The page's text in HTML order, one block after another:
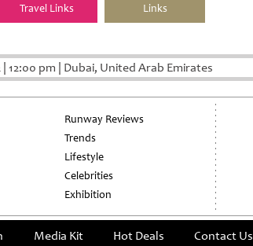
Travel Links
Links
| 12:00 pm | Dubai, United Arab Emirates
Runway Reviews
Trends
Lifestyle
Celebrities
Exhibition
Media Kit Hot Deals Contact Us